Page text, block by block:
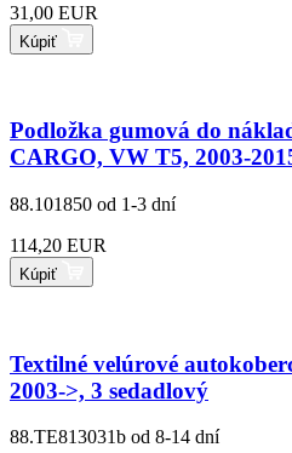
31,00 EUR
Kúpiť
Podložka gumová do
CARGO, VW T5, 2003-
88.101850 od 1-3 dní
114,20 EUR
Kúpiť
Textilné velúrové
2003->, 3 sedadlový
88.TE813031b od 8-14 dní